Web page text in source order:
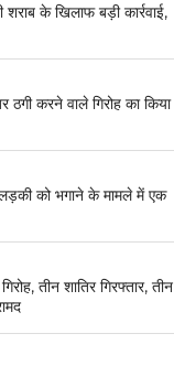
के खिलाफ बड़ी कार्रवाई,
करने वाले गिरोह का किया
को भगाने के मामले में एक
तीन शातिर गिरफ्तार, तीन